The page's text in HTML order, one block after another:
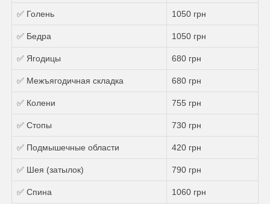
✅ Голень 1050 грн
✅ Бедра 1050 грн
✅ Ягодицы 680 грн
✅ Межъягодичная складка 680 грн
✅ Колени 755 грн
✅ Стопы 730 грн
✅ Подмышечные области 420 грн
✅ Шея (затылок) 790 грн
✅ Спина 1060 грн